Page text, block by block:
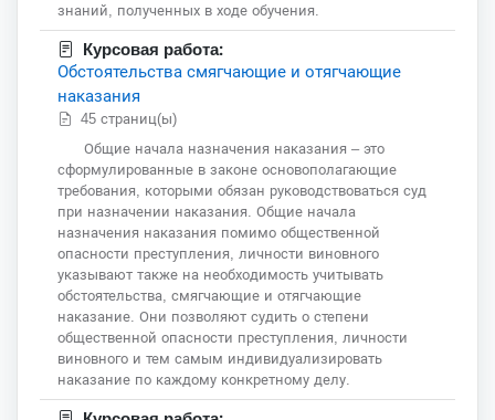
знаний, полученных в ходе обучения.
Курсовая работа:
Обстоятельства смягчающие и отягчающие
наказания
45 страниц(ы)
Общие начала назначения наказания – это
сформулированные в законе основополагающие
требования, которыми обязан руководствоваться суд
при назначении наказания. Общие начала
назначения наказания помимо общественной
опасности преступления, личности виновного
указывают также на необходимость учитывать
обстоятельства, смягчающие и отягчающие
наказание. Они позволяют судить о степени
общественной опасности преступления, личности
виновного и тем самым индивидуализировать
наказание по каждому конкретному делу.